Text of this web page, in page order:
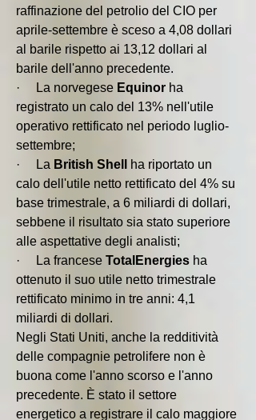
raffinazione del petrolio del CIO per
aprile-settembre è sceso a 4,08 dollari
al barile rispetto ai 13,12 dollari al
barile dell'anno precedente.
·     La norvegese Equinor ha
registrato un calo del 13% nell'utile
operativo rettificato nel periodo luglio-
settembre;
·     La British Shell
ha riportato un
calo dell'utile netto rettificato del 4% su
base trimestrale, a 6 miliardi di dollari,
sebbene il risultato sia stato superiore
alle aspettative degli analisti;
·     La francese TotalEnergies ha
ottenuto il suo utile netto trimestrale
rettificato minimo in tre anni: 4,1
miliardi di dollari.
Negli Stati Uniti, anche la redditività
delle compagnie petrolifere non è
buona come l'anno scorso e l'anno
precedente. È stato il settore
energetico a registrare il calo maggiore